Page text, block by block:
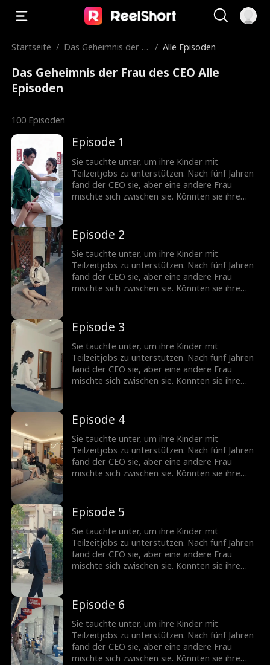
Startseite / Das Geheimnis der Fr
/ Alle Episoden
Das Geheimnis der Frau des CEO Alle
Episoden
100 Episoden
Episode 1
Sie tauchte unter, um ihre Kinder mit
Teilzeitjobs zu unterstützen. Nach fünf Jahren
fand der CEO sie, aber eine andere Frau
mischte sich zwischen sie. Könnten sie ihre
Episode 2
Sie tauchte unter, um ihre Kinder mit
Teilzeitjobs zu unterstützen. Nach fünf Jahren
fand der CEO sie, aber eine andere Frau
mischte sich zwischen sie. Könnten sie ihre
Episode 3
Sie tauchte unter, um ihre Kinder mit
Teilzeitjobs zu unterstützen. Nach fünf Jahren
fand der CEO sie, aber eine andere Frau
mischte sich zwischen sie. Könnten sie ihre
Episode 4
Sie tauchte unter, um ihre Kinder mit
Teilzeitjobs zu unterstützen. Nach fünf Jahren
fand der CEO sie, aber eine andere Frau
mischte sich zwischen sie. Könnten sie ihre
Episode 5
Sie tauchte unter, um ihre Kinder mit
Teilzeitjobs zu unterstützen. Nach fünf Jahren
fand der CEO sie, aber eine andere Frau
mischte sich zwischen sie. Könnten sie ihre
Episode 6
Sie tauchte unter, um ihre Kinder mit
Teilzeitjobs zu unterstützen. Nach fünf Jahren
fand der CEO sie, aber eine andere Frau
mischte sich zwischen sie. Könnten sie ihre